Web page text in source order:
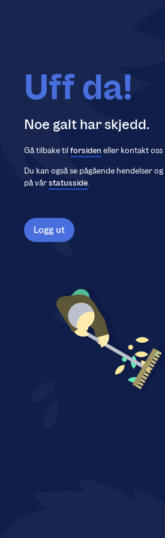
Uff da!
Noe galt har skjedd.
Gå tilbake tilforsiden eller kontakt
Du kan også se pågående hendelser
på vårstatusside.
Logg ut